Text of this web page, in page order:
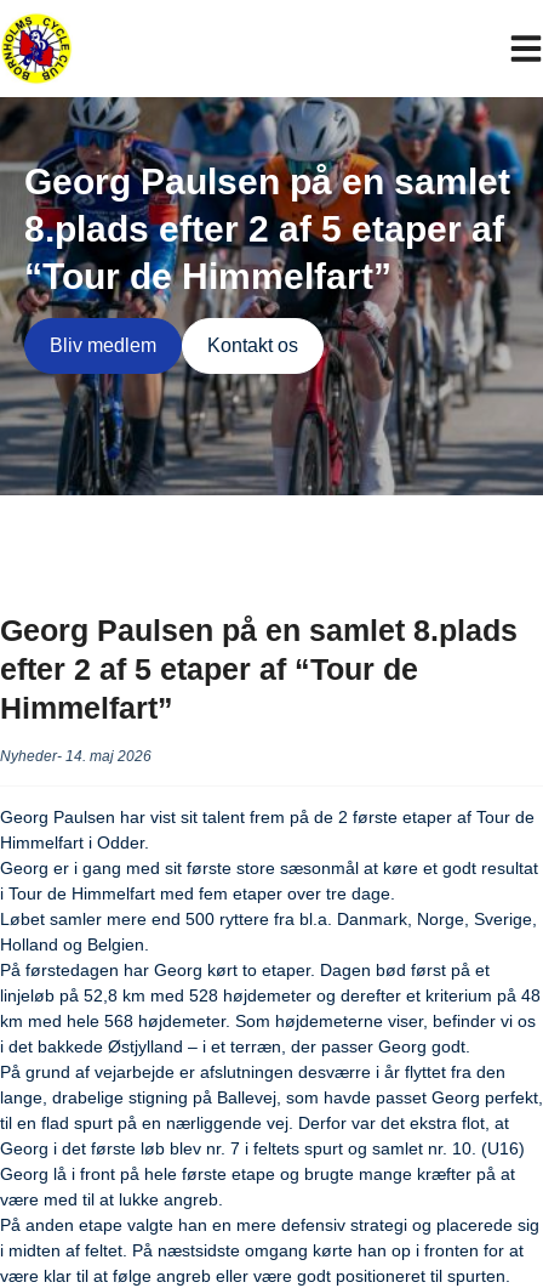
Hop
til
indholdet
Georg Paulsen på en samlet
8.plads efter 2 af 5 etaper af
“Tour de Himmelfart”
Bliv medlem Kontakt os
Georg Paulsen på en samlet 8.plads
efter 2 af 5 etaper af “Tour de
Himmelfart”
Nyheder 14. maj 2026
Georg Paulsen har vist sit talent frem på de 2 første etaper af Tour de
Himmelfart i Odder.
Georg er i gang med sit første store sæsonmål at køre et godt resultat
i Tour de Himmelfart med fem etaper over tre dage.
Løbet samler mere end 500 ryttere fra bl.a. Danmark, Norge, Sverige,
Holland og Belgien.
På førstedagen har Georg kørt to etaper. Dagen bød først på et
linjeløb på 52,8 km med 528 højdemeter og derefter et kriterium på 48
km med hele 568 højdemeter. Som højdemeterne viser, befinder vi os
i det bakkede Østjylland – i et terræn, der passer Georg godt.
På grund af vejarbejde er afslutningen desværre i år flyttet fra den
lange, drabelige stigning på Ballevej, som havde passet Georg perfekt,
til en flad spurt på en nærliggende vej. Derfor var det ekstra flot, at
Georg i det første løb blev nr. 7 i feltets spurt og samlet nr. 10. (U16)
Georg lå i front på hele første etape og brugte mange kræfter på at
være med til at lukke angreb.
På anden etape valgte han en mere defensiv strategi og placerede sig
i midten af feltet. På næstsidste omgang kørte han op i fronten for at
være klar til at følge angreb eller være godt positioneret til spurten.